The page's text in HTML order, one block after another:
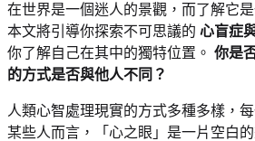
在世界是一個迷人的景觀，而了解它
本文將引導你探索不可思議的 心盲症
你了解自己在其中的獨特位置。 你是
的方式是否與他人不同？
人類心智處理現實的方式多種多樣，
某些人而言，「心之眼」是一片空白